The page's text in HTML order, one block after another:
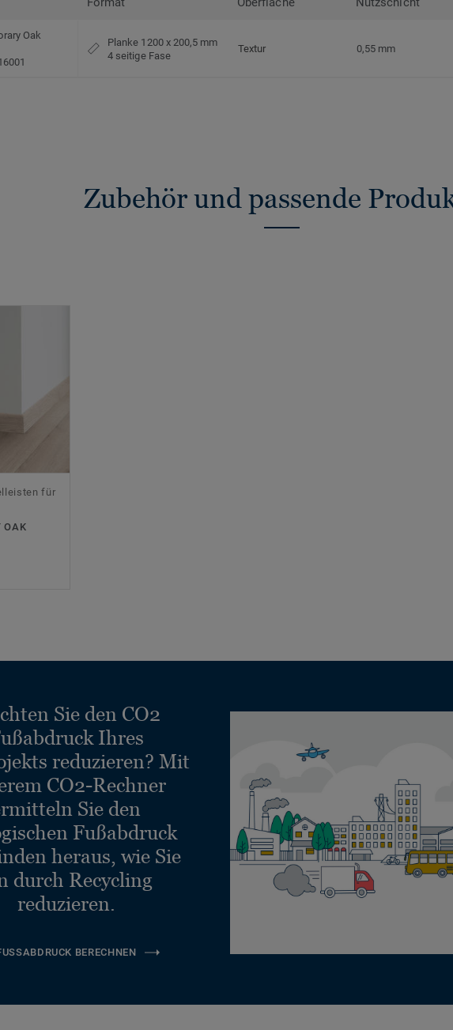
Oak
Planke 1200 x 200,5 mm
4 seitige Fase
Textur 0,55 mm
Zubehör und passende
für
OAK
Sie den CO2
Ihres
reduzieren? Mit
CO2-Rechner
Sie den
Fußabdruck
heraus, wie Sie
durch Recycling
reduzieren.
BERECHNEN